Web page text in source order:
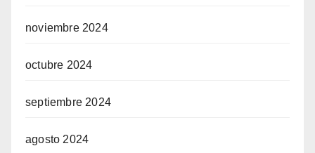
noviembre 2024
octubre 2024
septiembre 2024
agosto 2024